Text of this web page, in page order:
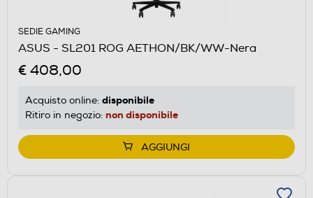
SEDIE GAMING
ASUS - SL201 ROG AETHON/BK/WW-Nera
€ 408,00
Acquisto online: disponibile
Ritiro in negozio: non disponibile
AGGIUNGI